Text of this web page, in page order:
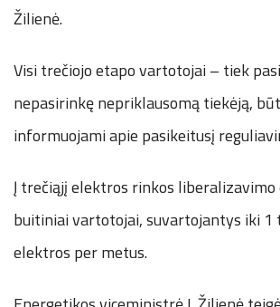
Žilienė.
Visi trečiojo etapo vartotojai – tiek
nepasirinkę nepriklausomą tiekėją,
informuojami apie pasikeitusį
Į trečiąjį elektros rinkos
buitiniai vartotojai, suvartojantys iki 1
elektros per metus.